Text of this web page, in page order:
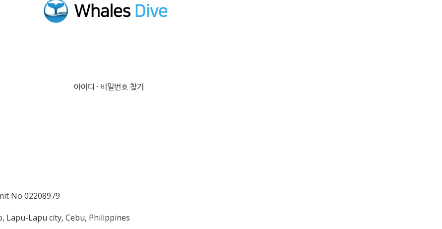
아이디 · 비밀번호 찾기
No 02208979
Lapu-Lapu city, Cebu, Philippines